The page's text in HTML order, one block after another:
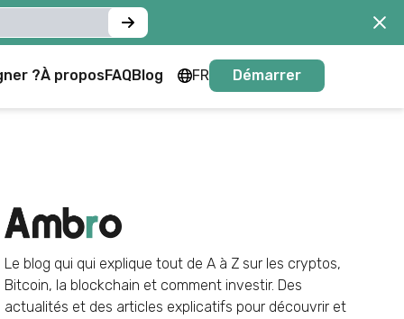
?À proposFAQBlog FR
FR
Démarrer
Le blog qui qui explique tout de A à Z sur les cryptos,
Bitcoin, la blockchain et comment investir. Des
actualités et des articles explicatifs pour découvrir et